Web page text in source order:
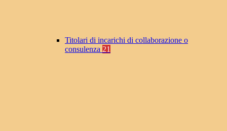
Titolari di incarichi di collaborazione o
consulenza 21